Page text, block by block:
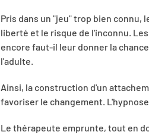
Pris dans un "jeu" trop bien connu,
liberté et le risque de l'inconnu.
encore faut-il leur donner la
l'adulte.
Ainsi, la construction d'un
favoriser le changement.
Le thérapeute emprunte, tout en